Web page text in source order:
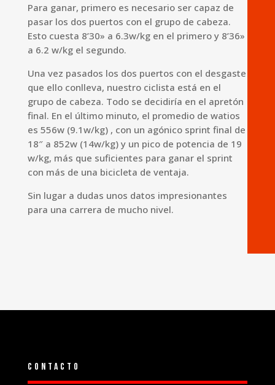
Para ganar, primero es necesario ser capaz de
pasar los dos puertos con el grupo de cabeza.
Esto cuesta 8’30» a 6.3w/kg en el primero y 8’36»
a 6.2 w/kg el segundo.
Una vez pasados los dos puertos con el desgaste
que ello conlleva, nuestro ciclista está en el
grupo de cabeza. Todo se decidiría en el apretón
final. En el último minuto, el promedio de watios
es 556w (9.1w/kg) , con un agónico sprint final de
18″ a 852w (14w/kg) y un pico de potencia de 19
w/kg, más que suficientes para ganar el sprint
con más de una bicicleta de ventaja.
Sin lugar a dudas unos datos impresionantes
para una carrera de mucho nivel.
Contacto